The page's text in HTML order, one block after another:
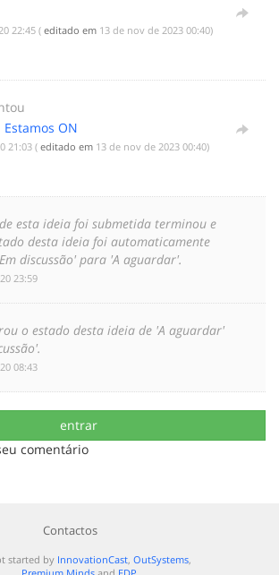
22:45( editado em ‎13 de nov de 2023 00:40)
Estamos ON
21:03( editado em ‎13 de nov de 2023 00:40)
esta ideia foi submetida terminou e
desta ideia foi automaticamente
discussão' para 'A aguardar'.
23:59
o estado desta ideia de 'A aguardar'
08:43
entrar
comentário
Contactos
started by InnovationCast, OutSystems,